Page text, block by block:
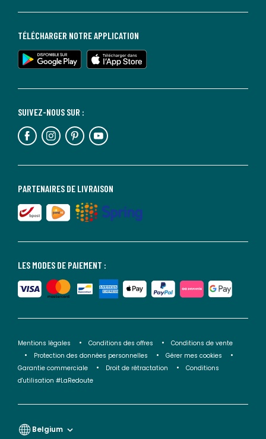
LES MODES DE PAIEMENT :
PARTENAIRES DE LIVRAISON
SUIVEZ-NOUS SUR :
TÉLÉCHARGER NOTRE APPLICATION
Mentions légales Conditions des offres
Conditions de vente
Protection des données personnelles
Gérer mes cookies
Garantie commerciale
Droit de rétractation
Conditions
d'utilisation #LaRedoute
Belgium